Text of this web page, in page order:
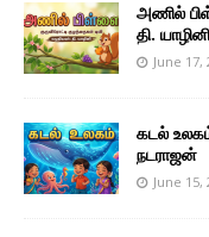
அணில்
தி. யாழினி
June 17,
கடல்
நடராஜன்
June 15,